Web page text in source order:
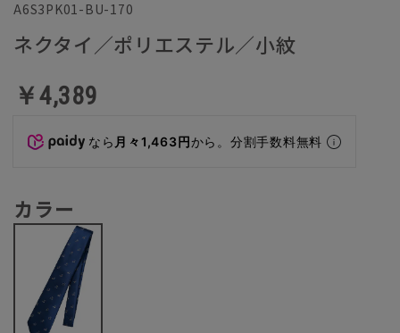
A6S3PK01-BU-170
ネクタイ／ポリエステル／小紋
￥4,389
なら 月々1,463円から。分割手数料無料
カラー